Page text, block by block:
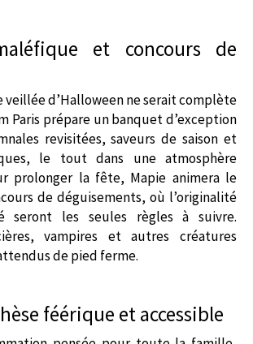
et concours de
veillée d’Halloween ne serait complète
Paris prépare un banquet d’exception
revisitées, saveurs de saison et
le tout dans une atmosphère
prolonger la fête, Mapie animera le
de déguisements, où l’originalité
seront les seules règles à suivre.
vampires et autres créatures
de pied ferme.
féérique et accessible